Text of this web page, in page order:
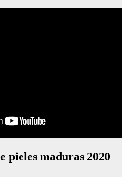
pieles maduras 2020